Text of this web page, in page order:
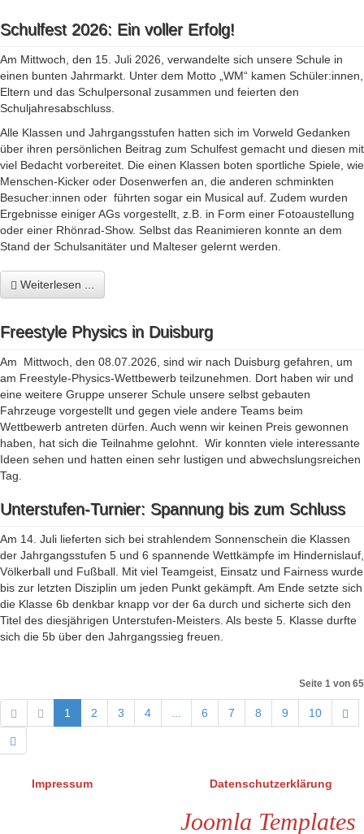
Schulfest 2026: Ein voller Erfolg!
Am Mittwoch, den 15. Juli 2026, verwandelte sich unsere Schule in
einen bunten Jahrmarkt. Unter dem Motto „WM“ kamen Schüler:innen,
Eltern und das Schulpersonal zusammen und feierten den
Schuljahresabschluss.
Alle Klassen und Jahrgangsstufen hatten sich im Vorweld Gedanken
über ihren persönlichen Beitrag zum Schulfest gemacht und diesen mit
viel Bedacht vorbereitet. Die einen Klassen boten sportliche Spiele, wie
Menschen-Kicker oder Dosenwerfen an, die anderen schminkten
Besucher:innen oder führten sogar ein Musical auf. Zudem wurden
Ergebnisse einiger AGs vorgestellt, z.B. in Form einer Fotoaustellung
oder einer Rhönrad-Show. Selbst das Reanimieren konnte an dem
Stand der Schulsanitäter und Malteser gelernt werden.
Weiterlesen ...
Freestyle Physics in Duisburg
Am Mittwoch, den 08.07.2026, sind wir nach Duisburg gefahren, um
am Freestyle-Physics-Wettbewerb teilzunehmen. Dort haben wir und
eine weitere Gruppe unserer Schule unsere selbst gebauten
Fahrzeuge vorgestellt und gegen viele andere Teams beim
Wettbewerb antreten dürfen. Auch wenn wir keinen Preis gewonnen
haben, hat sich die Teilnahme gelohnt. Wir konnten viele interessante
Ideen sehen und hatten einen sehr lustigen und abwechslungsreichen
Tag.
Unterstufen-Turnier: Spannung bis zum Schluss
Am 14. Juli lieferten sich bei strahlendem Sonnenschein die Klassen
der Jahrgangsstufen 5 und 6 spannende Wettkämpfe im Hindernislauf,
Völkerball und Fußball. Mit viel Teamgeist, Einsatz und Fairness wurde
bis zur letzten Disziplin um jeden Punkt gekämpft. Am Ende setzte sich
die Klasse 6b denkbar knapp vor der 6a durch und sicherte sich den
Titel des diesjährigen Unterstufen-Meisters. Als beste 5. Klasse durfte
sich die 5b über den Jahrgangssieg freuen.
Seite 1 von 65
1 2 3 4 6 7 8 9 10
Impressum Datenschutzerklärung
Joomla Templates